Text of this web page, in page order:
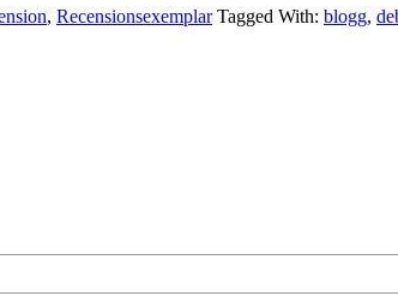
, Recensionsexemplar Tagged With: blogg,